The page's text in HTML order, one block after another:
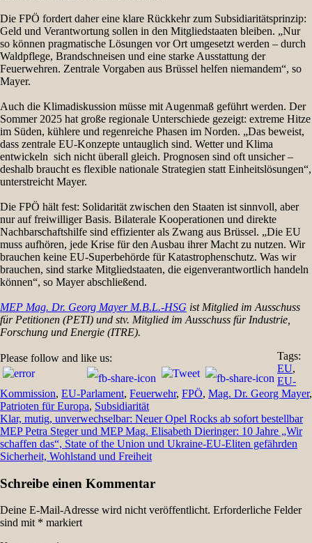
Die FPÖ fordert daher eine klare Rückkehr zum Subsidiaritätsprinzip:
Geld und Verantwortung sollen in den Mitgliedstaaten bleiben. „Nur
so können pragmatische Lösungen vor Ort umgesetzt werden – durch
Waldpflege, Brandschneisen und eine starke Ausstattung der
Feuerwehren. Zentrale Vorgaben aus Brüssel helfen niemandem“, so
Mayer.
Auch die Klimadiskussion müsse mit Augenmaß geführt werden. Der
Sommer 2025 hat große regionale Unterschiede gezeigt: extreme Hitze
im Süden, kühlere und regenreiche Phasen im Norden. „Das beweist,
dass zentrale EU-Konzepte untauglich sind. Wetter und Klima
entwickeln sich nicht überall gleich. Prognosen sind oft unsicher –
deshalb braucht es flexible nationale Strategien statt Einheitslösungen“,
unterstreicht Mayer.
Die FPÖ hält fest: Solidarität zwischen den Staaten ist sinnvoll, aber
nur auf freiwilliger Basis. Bilaterale Kooperationen und direkte
Nachbarschaftshilfe sind effizienter als Zwang aus Brüssel. „Die EU
muss aufhören, jede Krise für den Ausbau ihrer Macht zu nutzen. Wir
brauchen keine EU-Superbehörde für Katastrophenschutz. Was wir
brauchen, sind starke Mitgliedstaaten, die eigenverantwortlich handeln
können“, so Mayer abschließend.
MEP Mag. Dr. Georg Mayer M.B.L.-HSG ist Mitglied im Ausschuss
für Petitionen (PETI) und stv. Mitglied im Ausschuss für Industrie,
Forschung und Energie (ITRE).
Please follow and like us:
Tags:
EU,
EU-
Kommission, EU-Parlament, Feuerwehr, FPÖ, Mag. Dr. Georg Mayer,
Patrioten für Europa, Subsidiarität
Beitragsnavigation
Klar, mutig, unverwechselbar: Neuer Opel Rocks ab sofort bestellbar
MEP Petra Steger und MEP Mag. Elisabeth Dieringer: 10 Jahre „Wir
schaffen das“, State of the Union und Ukraine-EU-Eliten gefährden
Sicherheit, Wohlstand und Freiheit
Schreibe einen Kommentar
Deine E-Mail-Adresse wird nicht veröffentlicht. Erforderliche Felder
sind mit * markiert